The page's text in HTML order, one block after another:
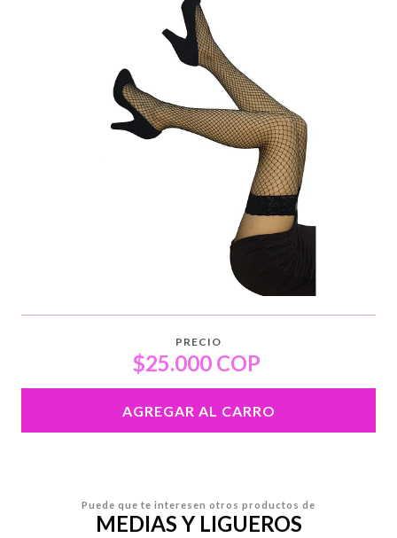
PRECIO
$25.000 COP
AGREGAR AL CARRO
Puede que te interesen otros productos de
MEDIAS Y LIGUEROS